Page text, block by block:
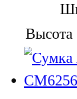
Высота